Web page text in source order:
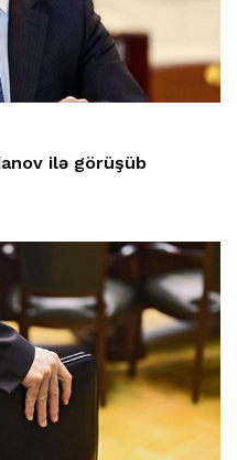
ilə görüşüb